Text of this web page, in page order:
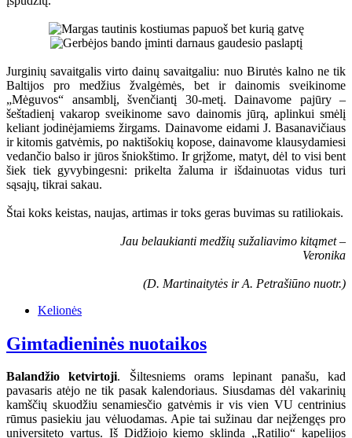
Jurginių savaitgalis virto dainų savaitgaliu: nuo Birutės kalno ne tik
Baltijos pro medžius žvalgėmės, bet ir dainomis sveikinome
„Mėguvos“ ansamblį, švenčiantį 30-metį. Dainavome pajūry –
šeštadienį vakarop sveikinome savo dainomis jūrą, aplinkui smėlį
keliant jodinėjamiems žirgams. Dainavome eidami J. Basanavičiaus
ir kitomis gatvėmis, po naktišokių kopose, dainavome klausydamiesi
vedančio balso ir jūros šniokštimo. Ir grįžome, matyt, dėl to visi bent
šiek tiek gyvybingesni: prikelta žaluma ir išdainuotas vidus turi
sąsajų, tikrai sakau.
Štai koks keistas, naujas, artimas ir toks geras buvimas su ratiliokais.
Jau belaukianti medžių sužaliavimo kitąmet –
Veronika
(D. Martinaitytės ir A. Petrašiūno nuotr.)
Kelionės
Gimtadieninės nuotaikos
Balandžio ketvirtoji. Šiltesniems orams lepinant panašu, kad
pavasaris atėjo ne tik pasak kalendoriaus. Siusdamas dėl vakarinių
kamščių skuodžiu senamiesčio gatvėmis ir vis vien VU centrinius
rūmus pasiekiu jau vėluodamas. Apie tai sužinau dar neįžengęs pro
universiteto vartus. Iš Didžiojo kiemo sklinda „Ratilio“ kapelijos